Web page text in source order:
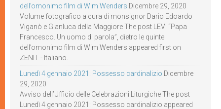
dell’omonimo film di Wim Wenders Dicembre 29, 2020
Volume fotografico a cura di monsignor Dario Edoardo
Viganò e Gianluca della Maggiore The post LEV: “Papa
Francesco. Un uomo di parola”, dietro le quinte
dell’omonimo film di Wim Wenders appeared first on
ZENIT - Italiano.
Lunedì 4 gennaio 2021: Possesso cardinalizio Dicembre
29, 2020
Avviso dell’Ufficio delle Celebrazioni Liturgiche The post
Lunedì 4 gennaio 2021: Possesso cardinalizio appeared